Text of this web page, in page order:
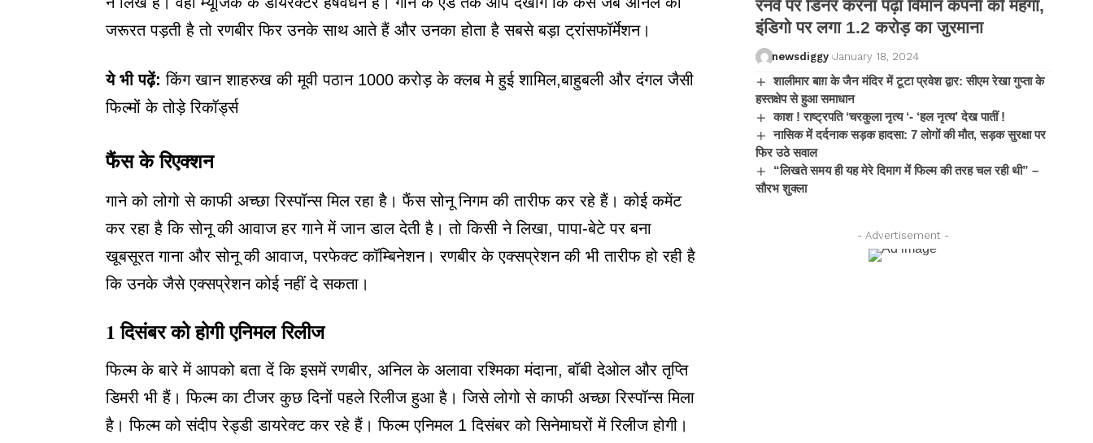
जरूरत पड़ती है तो रणबीर फिर उनके साथ आते हैं और उनका होता है सबसे बड़ा ट्रांसफॉर्मेशन।
ये भी पढ़ें: किंग खान शाहरुख की मूवी पठान 1000 करोड़ के क्लब मे हुई शामिल,बाहुबली और दंगल जैसी
फिल्मों के तोड़े रिकॉर्ड्स
फैंस के रिएक्शन
गाने को लोगो से काफी अच्छा रिस्पॉन्स मिल रहा है। फैंस सोनू निगम की तारीफ कर रहे हैं। कोई कमेंट
कर रहा है कि सोनू की आवाज हर गाने में जान डाल देती है। तो किसी ने लिखा, पापा-बेटे पर बना
खूबसूरत गाना और सोनू की आवाज, परफेक्ट कॉम्बिनेशन। रणबीर के एक्सप्रेशन की भी तारीफ हो रही है
कि उनके जैसे एक्सप्रेशन कोई नहीं दे सकता।
1 दिसंबरको होगी एनिमल रिलीज
फिल्म के बारे में आपको बता दें कि इसमें रणबीर, अनिल के अलावा रश्मिका मंदाना, बॉबी देओल और तृप्ति
डिमरी भी हैं। फिल्म का टीजर कुछ दिनों पहले रिलीज हुआ है। जिसे लोगो से काफी अच्छा रिस्पॉन्स मिला
है। फिल्म को संदीप रेड्डी डायरेक्ट कर रहे हैं। फिल्म एनिमल 1 दिसंबर को सिनेमाघरों में रिलीज होगी।
रनवे पर डिनर करना पढ़ा विमान कंपनी को महंगा,
इंडिगो पर लगा 1.2 करोड़ का जुरमाना
newsdiggy January 18, 2024
शालीमार बाग़ के जैन मंदिर में टूटा प्रवेश द्वार: सीएम रेखा गुप्ता के
हस्तक्षेप से हुआ समाधान
काश ! राष्ट्रपति ‘चरकुला नृत्य ‘- ‘हल नृत्य’ देख पातीं !
नासिक में दर्दनाक सड़क हादसा: 7 लोगों की मौत, सड़क सुरक्षा पर
फिर उठे सवाल
“लिखते समय ही यह मेरे दिमाग में फिल्म की तरह चल रही थी” –
सौरभ शुक्ला
- Advertisement -